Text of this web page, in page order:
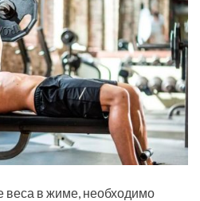
веса в жиме, необходимо